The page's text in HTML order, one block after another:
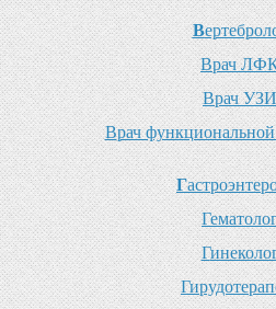
В
Врач
Врач УЗИ
Врач
Г
Г
Г
Г